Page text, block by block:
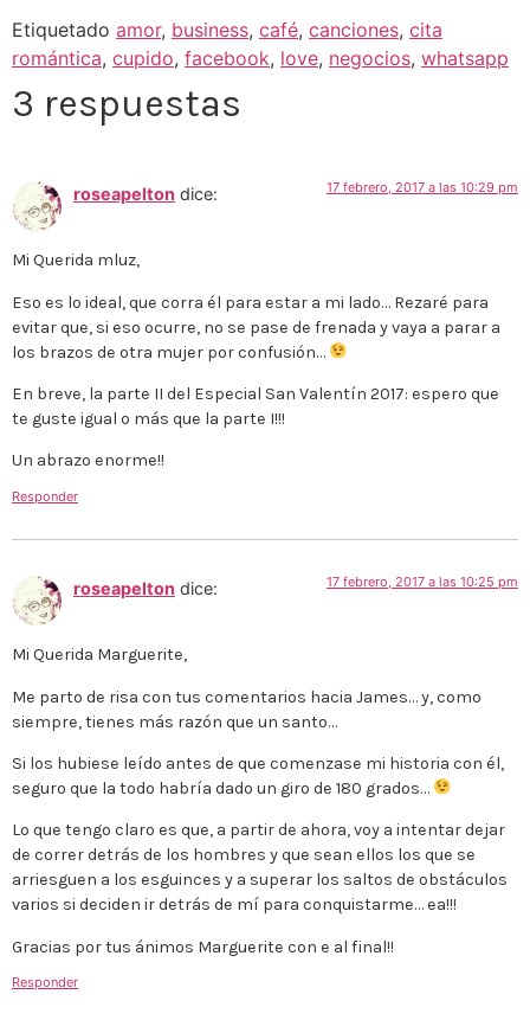
Etiquetado amor, business, café, canciones, cita
romántica, cupido, facebook, love, negocios, whatsapp
3 respuestas
roseapelton dice: 17 febrero, 2017 a las 10:29 pm
Mi Querida mluz,
Eso es lo ideal, que corra él para estar a mi lado… Rezaré para
evitar que, si eso ocurre, no se pase de frenada y vaya a parar a
los brazos de otra mujer por confusión…
En breve, la parte II del Especial San Valentín 2017: espero que
te guste igual o más que la parte I!!!
Un abrazo enorme!!
Responder
roseapelton dice: 17 febrero, 2017 a las 10:25 pm
Mi Querida Marguerite,
Me parto de risa con tus comentarios hacia James… y, como
siempre, tienes más razón que un santo…
Si los hubiese leído antes de que comenzase mi historia con él,
seguro que la todo habría dado un giro de 180 grados…
Lo que tengo claro es que, a partir de ahora, voy a intentar dejar
de correr detrás de los hombres y que sean ellos los que se
arriesguen a los esguinces y a superar los saltos de obstáculos
varios si deciden ir detrás de mí para conquistarme… ea!!!
Gracias por tus ánimos Marguerite con e al final!!
Responder